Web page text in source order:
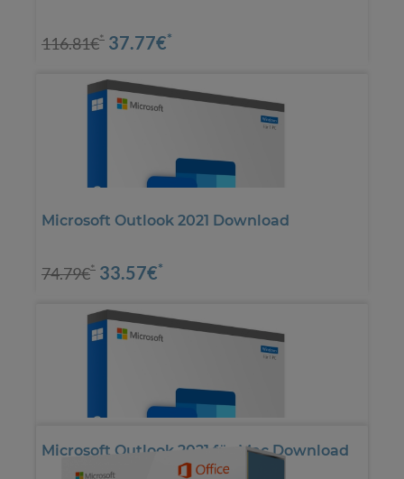
116.81€* 37.77€*
Microsoft Outlook 2021 Download
74.79€* 33.57€*
Microsoft Outlook 2021 für Mac Download